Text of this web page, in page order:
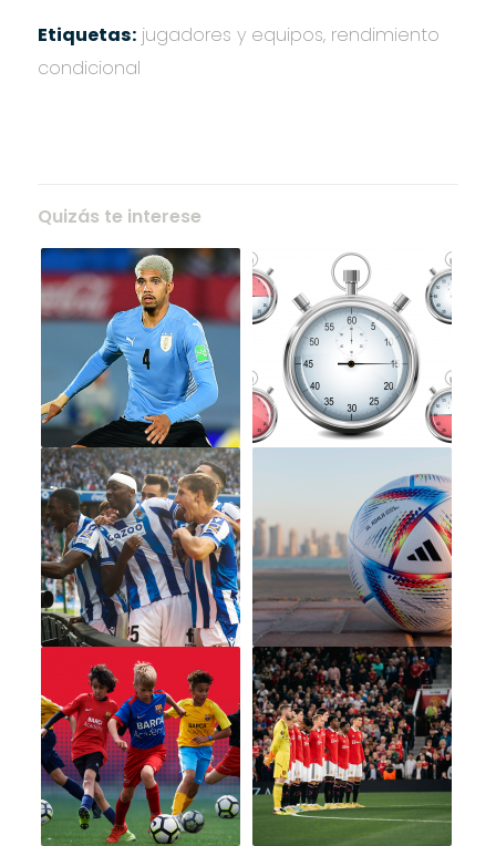
Etiquetas: jugadores y equipos, rendimiento
condicional
Quizás te interese